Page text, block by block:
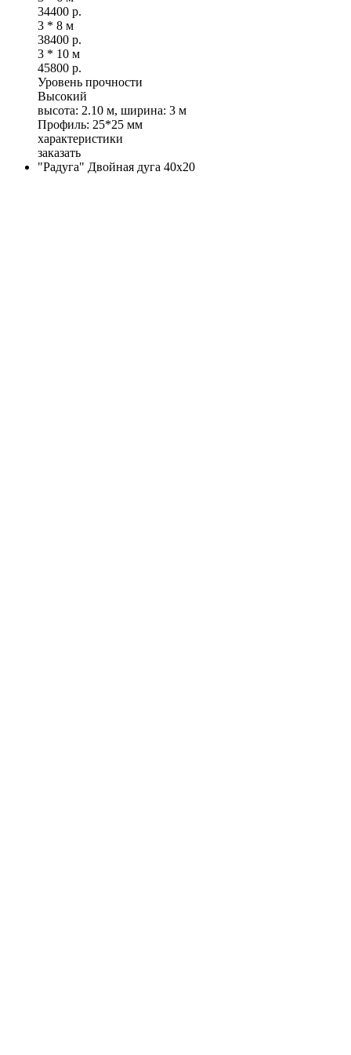
34400 р.
3 * 8 м
38400 р.
3 * 10 м
45800 р.
Уровень прочности
Высокий
высота: 2.10 м, ширина: 3 м
Профиль: 25*25 мм
характеристики
заказать
"Радуга" Двойная дуга 40х20